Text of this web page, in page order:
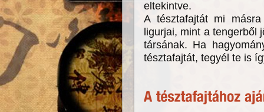
eltekintve.
A tésztafajtát mi
ligurjai, mint a tengerből
társának. Ha
tésztafajtát, tegyél te is